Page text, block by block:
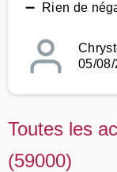
➖ Rien de
05/
Toutes les
(59000)